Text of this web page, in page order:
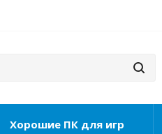
Хорошие ПК для игр